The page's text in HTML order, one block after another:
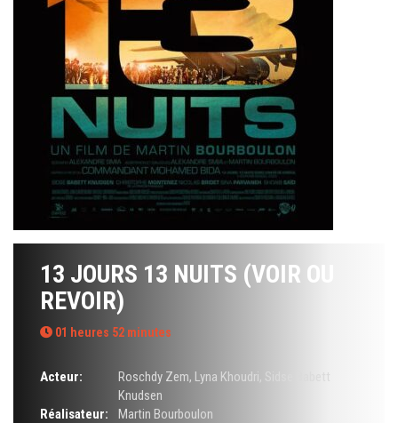
13 JOURS 13 NUITS (VOIR OU
REVOIR)
01 heures 52 minutes
Acteur: Roschdy Zem, Lyna Khoudri,
Knudsen
Réalisateur:
Martin Bourboulon